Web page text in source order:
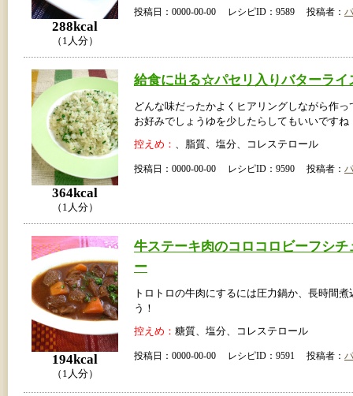
288kcal
（1人分）
投稿日：0000-00-00 レシピID：9589 投稿者：
364kcal
（1人分）
給食に出る☆パセリ入りバターライ
どんな味だったかよくヒアリングしながら作っ
お好みでしょうゆを少したらしてもいいですね
控えめ： 、脂質、塩分、コレステロール
投稿日：0000-00-00 レシピID：9590 投稿者：
194kcal
（1人分）
牛ステーキ肉のコロコロビーフシチ
ー
トロトロの牛肉にするには圧力鍋か、長時間煮
う！
控えめ： 糖質、塩分、コレステロール
投稿日：0000-00-00 レシピID：9591 投稿者：